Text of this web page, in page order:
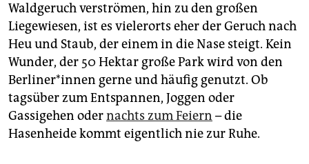
Waldgeruch verströmen, hin zu den großen
Liegewiesen, ist es vielerorts eher der Geruch nach
Heu und Staub, der einem in die Nase steigt. Kein
Wunder, der 50 Hektar große Park wird von den
Berliner*in­nen gerne und häufig genutzt. Ob
tagsüber zum Entspannen, Joggen oder
Gassigehen odernachts zum Feiern – die
Hasenheide kommt eigentlich nie zur Ruhe.